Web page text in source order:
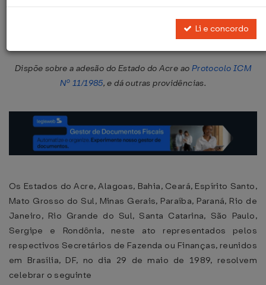
Dispõe sobre a adesão do Estado do Acre ao Protocolo ICM
Nº 11/1985, e dá outras providências.
Os Estados do Acre, Alagoas, Bahia, Ceará, Espírito Santo,
Mato Grosso do Sul, Minas Gerais, Paraíba, Paraná, Rio de
Janeiro, Rio Grande do Sul, Santa Catarina, São Paulo,
Sergipe e Rondônia, neste ato representados pelos
respectivos Secretários de Fazenda ou Finanças, reunidos
em Brasília, DF, no dia 29 de maio de 1989, resolvem
celebrar o seguinte
Li e concordo